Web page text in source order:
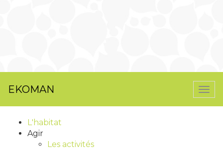
EKOMAN
L'habitat
Agir
Les activités